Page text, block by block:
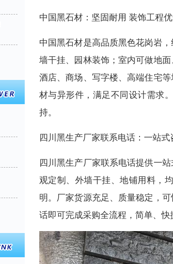
中国黑石材：坚固耐用 装饰工程
中国黑石材是高品质黑色花岗岩
墙干挂、园林装饰；室内可做地
酒店、商场、写字楼、高端住宅
材与异形件，满足不同设计需求
持。
四川黑生产厂家联系电话：一站
四川黑生产厂家联系电话提供一
观定制、外墙干挂、地铺用料，
明。厂家货源充足、质量稳定，
话即可完成采购全流程，简单、快